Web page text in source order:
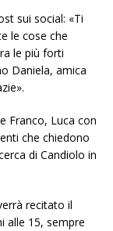
sui social: «Ti
le cose che
le più forti
Daniela, amica
Franco, Luca con
che chiedono
di Candiolo in
recitato il
alle 15, sempre